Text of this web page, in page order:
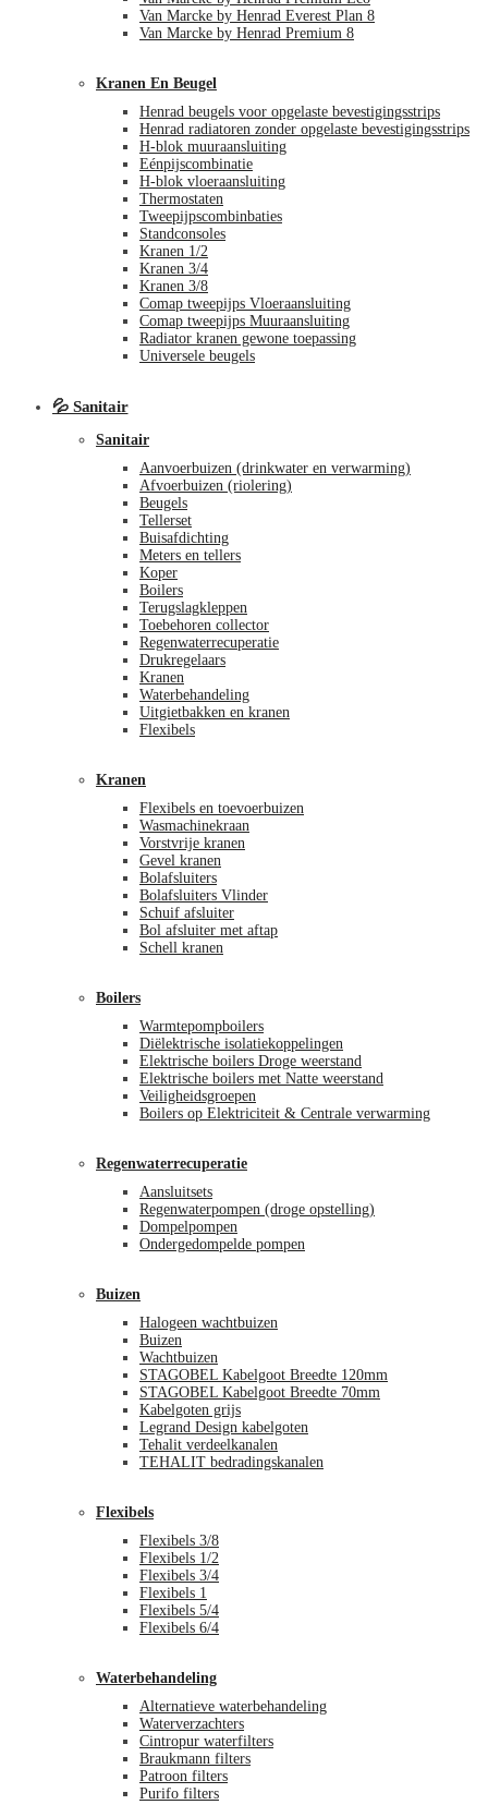
Van Marcke by Henrad Everest Plan 8
Van Marcke by Henrad Premium 8
Kranen En Beugel
Henrad beugels voor opgelaste bevestigingsstrips
Henrad radiatoren zonder opgelaste bevestigingsstrips
H-blok muuraansluiting
Eénpijscombinatie
H-blok vloeraansluiting
Thermostaten
Tweepijpscombinbaties
Standconsoles
Kranen 1/2
Kranen 3/4
Kranen 3/8
Comap tweepijps Vloeraansluiting
Comap tweepijps Muuraansluiting
Radiator kranen gewone toepassing
Universele beugels
💦 Sanitair
Sanitair
Aanvoerbuizen (drinkwater en verwarming)
Afvoerbuizen (riolering)
Beugels
Tellerset
Buisafdichting
Meters en tellers
Koper
Boilers
Terugslagkleppen
Toebehoren collector
Regenwaterrecuperatie
Drukregelaars
Kranen
Waterbehandeling
Uitgietbakken en kranen
Flexibels
Kranen
Flexibels en toevoerbuizen
Wasmachinekraan
Vorstvrije kranen
Gevel kranen
Bolafsluiters
Bolafsluiters Vlinder
Schuif afsluiter
Bol afsluiter met aftap
Schell kranen
Boilers
Warmtepompboilers
Diëlektrische isolatiekoppelingen
Elektrische boilers Droge weerstand
Elektrische boilers met Natte weerstand
Veiligheidsgroepen
Boilers op Elektriciteit & Centrale verwarming
Regenwaterrecuperatie
Aansluitsets
Regenwaterpompen (droge opstelling)
Dompelpompen
Ondergedompelde pompen
Buizen
Halogeen wachtbuizen
Buizen
Wachtbuizen
STAGOBEL Kabelgoot Breedte 120mm
STAGOBEL Kabelgoot Breedte 70mm
Kabelgoten grijs
Legrand Design kabelgoten
Tehalit verdeelkanalen
TEHALIT bedradingskanalen
Flexibels
Flexibels 3/8
Flexibels 1/2
Flexibels 3/4
Flexibels 1
Flexibels 5/4
Flexibels 6/4
Waterbehandeling
Alternatieve waterbehandeling
Waterverzachters
Cintropur waterfilters
Braukmann filters
Patroon filters
Purifo filters